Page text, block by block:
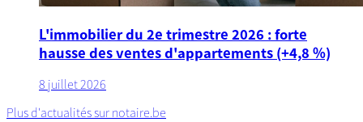
L'immobilier du 2e trimestre 2026 : forte
hausse des ventes d'appartements (+4,8 %)
8 juillet 2026
Plus d'actualités sur notaire.be